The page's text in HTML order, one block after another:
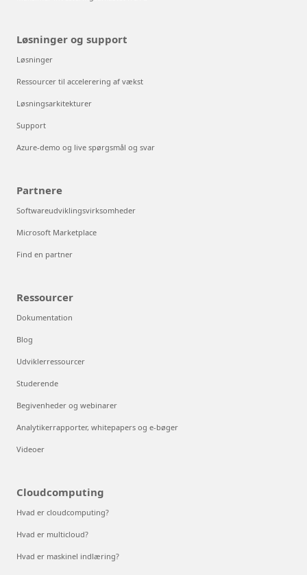
Løsninger og support
Løsninger
Ressourcer til accelerering af vækst
Løsningsarkitekturer
Support
Azure-demo og live spørgsmål og svar
Partnere
Softwareudviklingsvirksomheder
Microsoft Marketplace
Find en partner
Ressourcer
Dokumentation
Blog
Udviklerressourcer
Studerende
Begivenheder og webinarer
Analytikerrapporter, whitepapers og e-bøger
Videoer
Cloudcomputing
Hvad er cloudcomputing?
Hvad er multicloud?
Hvad er maskinel indlæring?